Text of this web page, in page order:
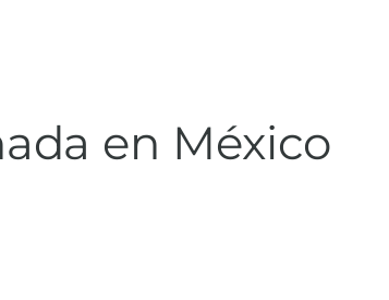
en México